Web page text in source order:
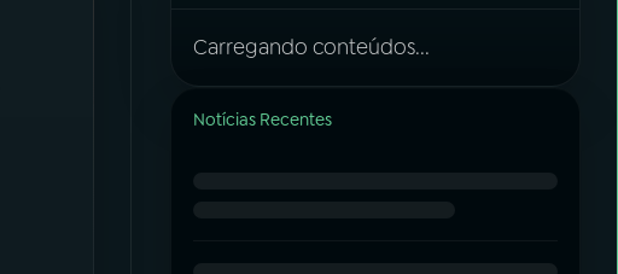
Carregando conteúdos...
Notícias Recentes